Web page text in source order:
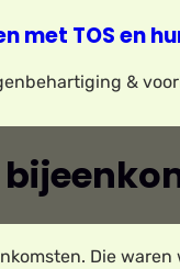
met TOS en
&
Die